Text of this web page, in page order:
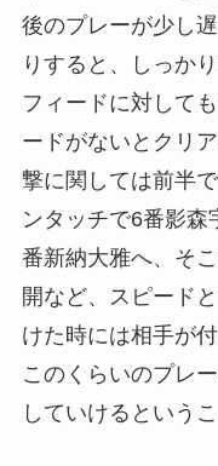
後のプレーが少し
りすると、しっか
フィードに対して
ードがないとクリ
撃に関しては前半
ンタッチで6番影森
番新納大雅へ、そ
開など、スピード
けた時には相手が
このくらいのプレ
していけるという